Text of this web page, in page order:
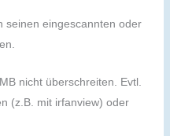
seinen eingescannten oder
nicht überschreiten. Evtl.
(z.B. mit irfanview) oder